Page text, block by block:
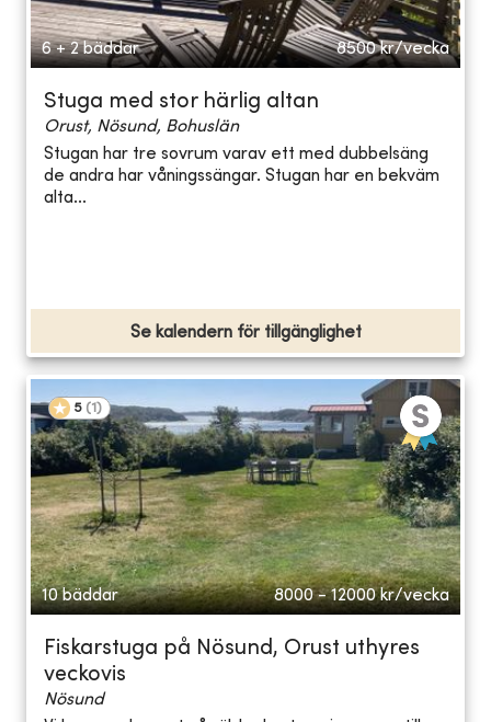
6 + 2 bäddar 8500 kr/vecka
Stuga med stor härlig altan
Orust, Nösund, Bohuslän
Stugan har tre sovrum varav ett med dubbelsäng
de andra har våningssängar. Stugan har en bekväm
alta...
Se kalendern för tillgänglighet
5 (1 )
10 bäddar 8000 - 12000 kr/vecka
Fiskarstuga på Nösund, Orust uthyres
veckovis
Nösund